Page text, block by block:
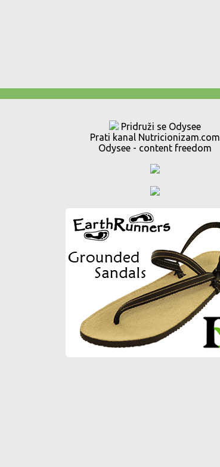
Pridruži se Odysee
Prati kanal Nutricionizam.com
Odysee - content freedom